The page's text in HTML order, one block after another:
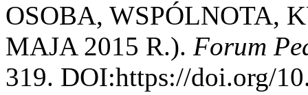
OSOBA, WSPÓLNOTA,
MAJA 2015 R.). Forum
319. DOI:https://doi.org/